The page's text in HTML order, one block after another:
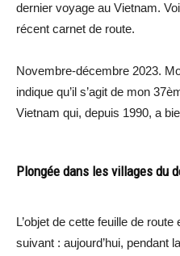
dernier voyage au Vietnam.
récent carnet de route.
Novembre-décembre 2023.
indique qu’il s’agit de mon
Vietnam qui, depuis 1990, a
Plongée dans les villages du
L’objet de cette feuille de
suivant : aujourd’hui, pendant